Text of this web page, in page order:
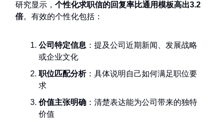
研究显示， 个性化求职信的回复率比通用模板高出3.2
倍。有效的个性化包括：
公司特定信息 ：提及公司近期新闻、发展战略
或企业文化
职位匹配分析：具体说明自己如何满足职位要
求
价值主张明确 ：清楚表达能为公司带来的独特
价值